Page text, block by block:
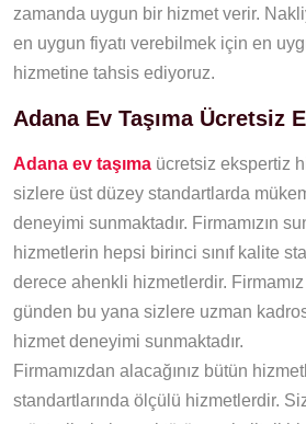
zamanda uygun bir hizmet verir.
en uygun fiyatı verebilmek için en
hizmetine tahsis ediyoruz.
Adana Ev Taşıma Ücretsiz
Adana ev taşıma ücretsiz ekspertiz
sizlere üst düzey standartlarda
deneyimi sunmaktadır. Firmamızın
hizmetlerin hepsi birinci sınıf kalite
derece ahenkli hizmetlerdir. Firmamız
günden bu yana sizlere uzman
hizmet deneyimi sunmaktadır.
Firmamızdan alacağınız bütün
standartlarında ölçülü hizmetlerdir.